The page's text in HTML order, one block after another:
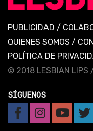
PUBLICIDAD /
QUIENES SOMOS /
POLÍTICA DE
© 2018 LESBIAN LIPS
SÍGUENOS